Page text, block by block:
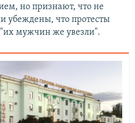
но признают, что не
убеждены, что протесты
мужчин же увезли".